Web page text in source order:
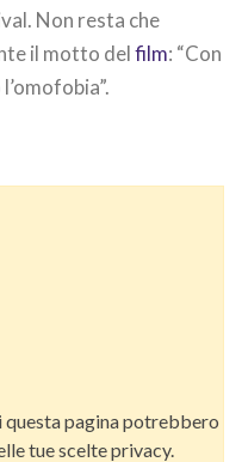
Non resta che
il motto delfilm: “Con
pagina potrebbero
tue scelte privacy.